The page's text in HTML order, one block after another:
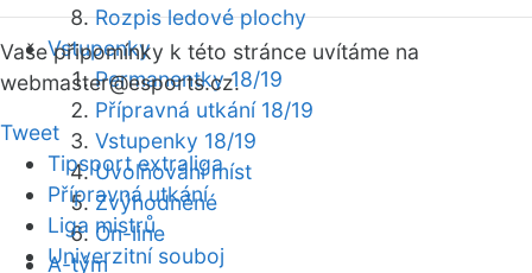
Rozpis ledové plochy
Vstupenky
Permanentky 18/19
Přípravná utkání 18/19
Vstupenky 18/19
Uvolňování míst
Zvýhodněné
On-line
A-tým
Vaše připomínky k této stránce uvítáme na
webmaster@esports.cz.
Tweet
Tipsport extraliga
Přípravná utkání
Liga mistrů
Univerzitní souboj